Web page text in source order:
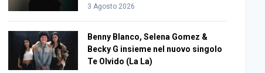
3 Agosto 2026
Benny Blanco, Selena Gomez &
Becky G insieme nel nuovo singolo
Te Olvido (La La)